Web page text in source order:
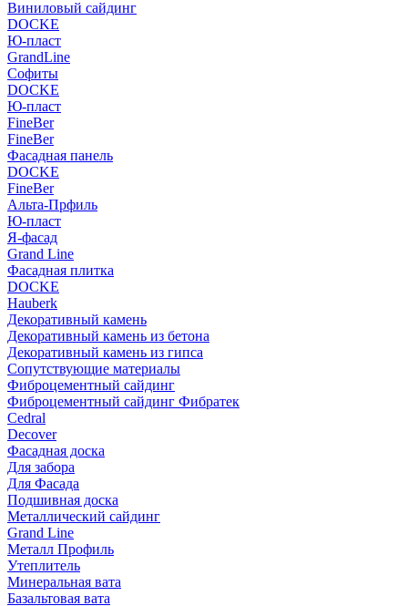
Виниловый сайдинг
DOCKE
Ю-пласт
GrandLine
Софиты
DOCKE
Ю-пласт
FineBer
FineBer
Фасадная панель
DOCKE
FineBer
Альта-Прфиль
Ю-пласт
Я-фасад
Grand Line
Фасадная плитка
DOCKE
Hauberk
Декоративный камень
Декоративный камень из бетона
Декоративный камень из гипса
Сопутствующие материалы
Фиброцементный сайдинг
Фиброцементный сайдинг Фибратек
Cedral
Decover
Фасадная доска
Для забора
Для Фасада
Подшивная доска
Металлический сайдинг
Grand Line
Металл Профиль
Утеплитель
Минеральная вата
Базальтовая вата